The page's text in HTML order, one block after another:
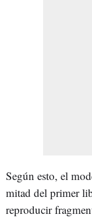
Según esto, el
mitad del primer
reproducir